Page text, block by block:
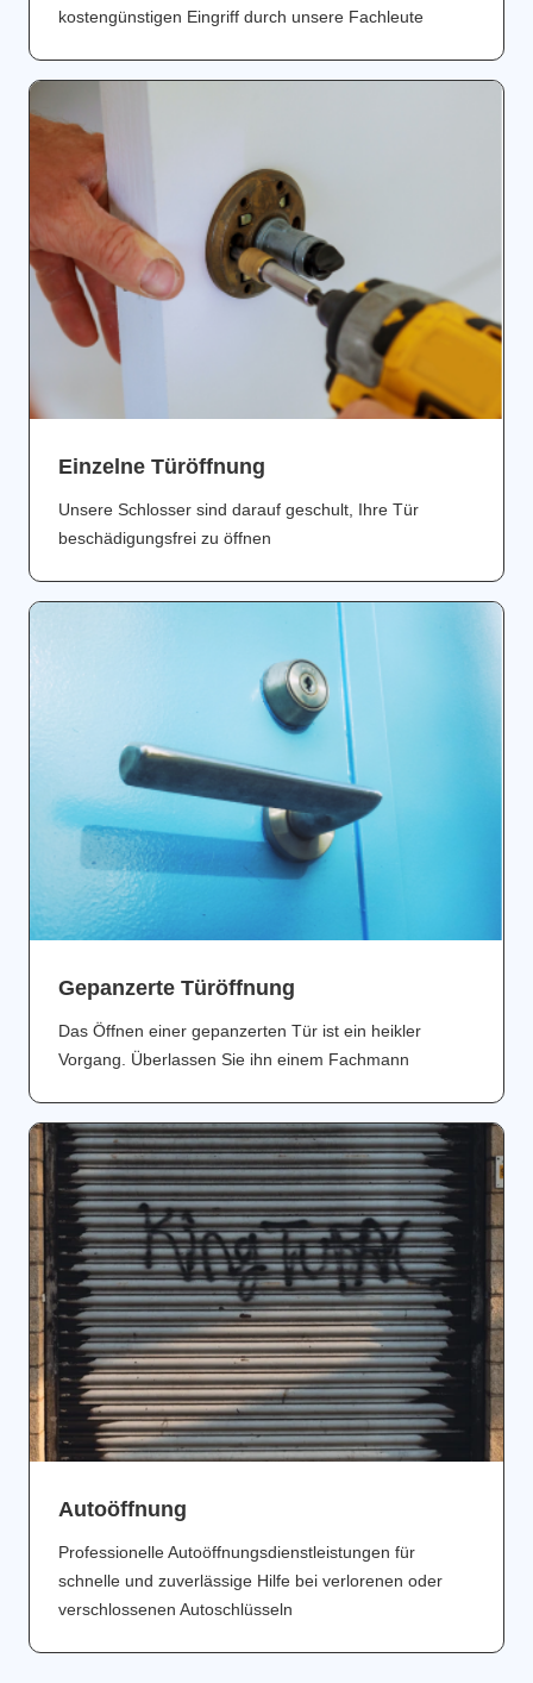
kostengünstigen Eingriff durch unsere Fachleute
Einzelne Türöffnung
Unsere Schlosser sind darauf geschult, Ihre Tür
beschädigungsfrei zu öffnen
Gepanzerte Türöffnung
Das Öffnen einer gepanzerten Tür ist ein heikler
Vorgang. Überlassen Sie ihn einem Fachmann
Аutoöffnung
Professionelle Autoöffnungsdienstleistungen für
schnelle und zuverlässige Hilfe bei verlorenen oder
verschlossenen Autoschlüsseln